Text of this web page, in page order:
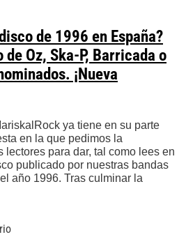
de 1996 en España?
Oz, Ska-P, Barricada o
¡Nueva
ya tiene en su parte
en la que pedimos la
lectores para dar, tal como lees en
publicado por nuestras bandas
año 1996. Tras culminar la